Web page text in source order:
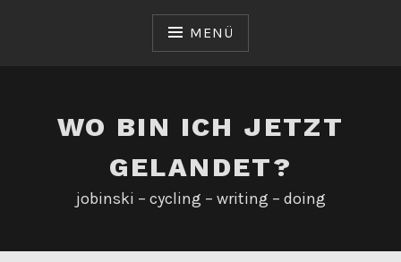
MENÜ
WO BIN ICH JETZT
GELANDET?
jobinski – cycling – writing – doing